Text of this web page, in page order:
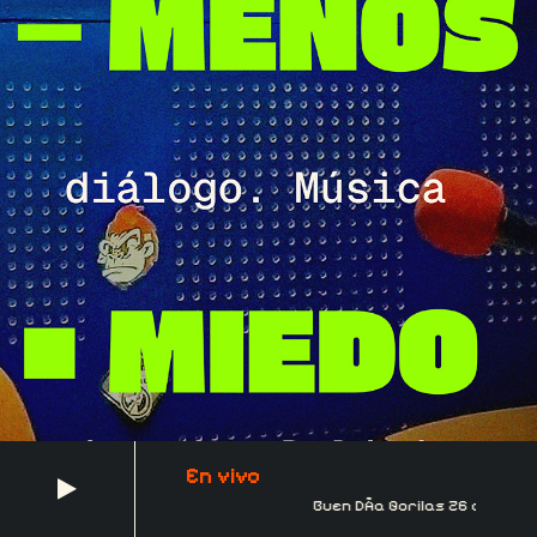
En vivo
Buen DÃ­a Gorilas 26 de